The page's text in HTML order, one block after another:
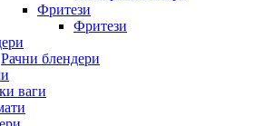
Фритези
Фритези
Рачни блендери
ваги